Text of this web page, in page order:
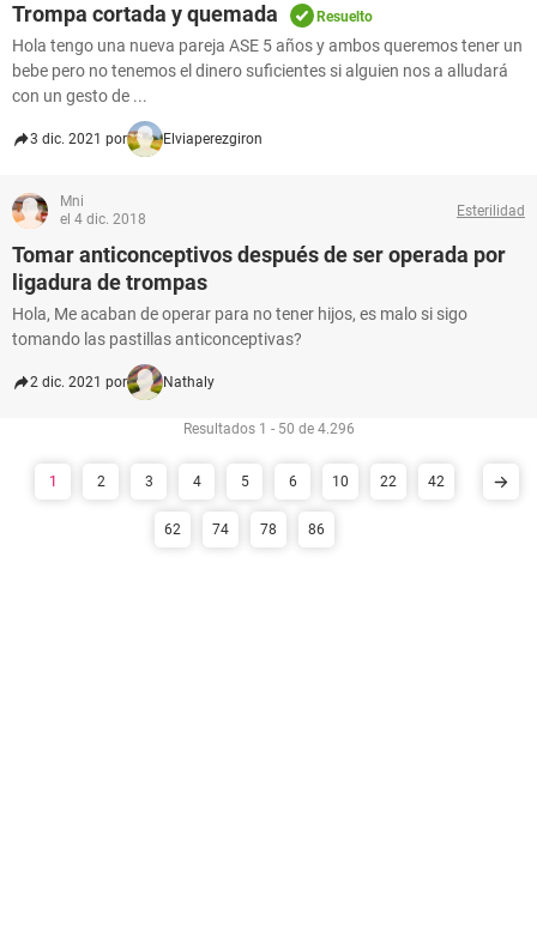
Trompa cortada y quemada Resuelto
Hola tengo una nueva pareja ASE 5 años y ambos queremos tener un
bebe pero no tenemos el dinero suficientes si alguien nos a alludará
con un gesto de ...
3 dic. 2021 por Elviaperezgiron
Mni
el 4 dic. 2018
Esterilidad
Tomar anticonceptivos después de ser operada por
ligadura de trompas
Hola, Me acaban de operar para no tener hijos, es malo si sigo
tomando las pastillas anticonceptivas?
2 dic. 2021 por Nathaly
Resultados 1 - 50 de 4.296
1 2 3 4 5 6 10 22 42
62 74 78 86